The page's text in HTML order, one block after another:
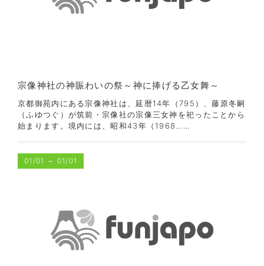
宗像神社の神賑わいの祭～神に捧げる乙女舞～
京都御苑内にある宗像神社は、延暦14年（795）、藤原冬嗣
（ふゆつぐ）が筑前・宗像社の宗像三女神を祀ったことから
始まります。境内には、昭和43年（1968……
01/01 ～ 01/01